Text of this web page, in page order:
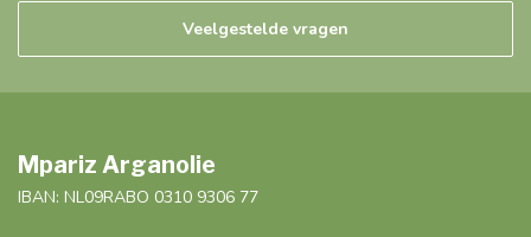
Veelgestelde vragen
Mpariz Arganolie
IBAN: NL09RABO 0310 9306 77